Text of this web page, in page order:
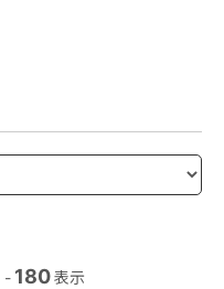
- 180表示